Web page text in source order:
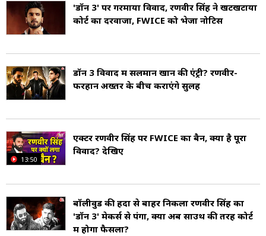
'डॉन 3' पर गरमाया विवाद, रणवीर सिंह ने खटखटाया
कोर्ट का दरवाजा, FWICE को भेजा नोटिस
डॉन 3 विवाद में सलमान खान की एंट्री? रणवीर-
फरहान अख्तर के बीच कराएंगे सुलह
13:50
एक्टर रणवीर सिंह पर FWICE का बैन, क्या है पूरा
विवाद? देखिए
बॉलीवुड की हदों से बाहर निकला रणवीर सिंह का
'डॉन 3' मेकर्स से पंगा, क्या अब साउथ की तरह कोर्ट
में होगा फैसला?